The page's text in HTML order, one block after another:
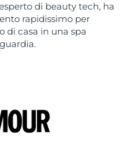
di beauty tech, ha
rapidissimo per
di casa in una spa